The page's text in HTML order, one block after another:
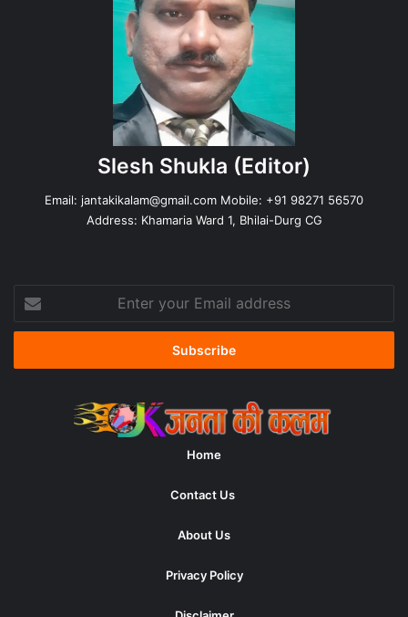
Slesh Shukla (Editor)
Email: jantakikalam@gmail.com Mobile: +91 98271 56570
Address: Khamaria Ward 1, Bhilai-Durg CG
your
Email
Home
Contact Us
About Us
Privacy Policy